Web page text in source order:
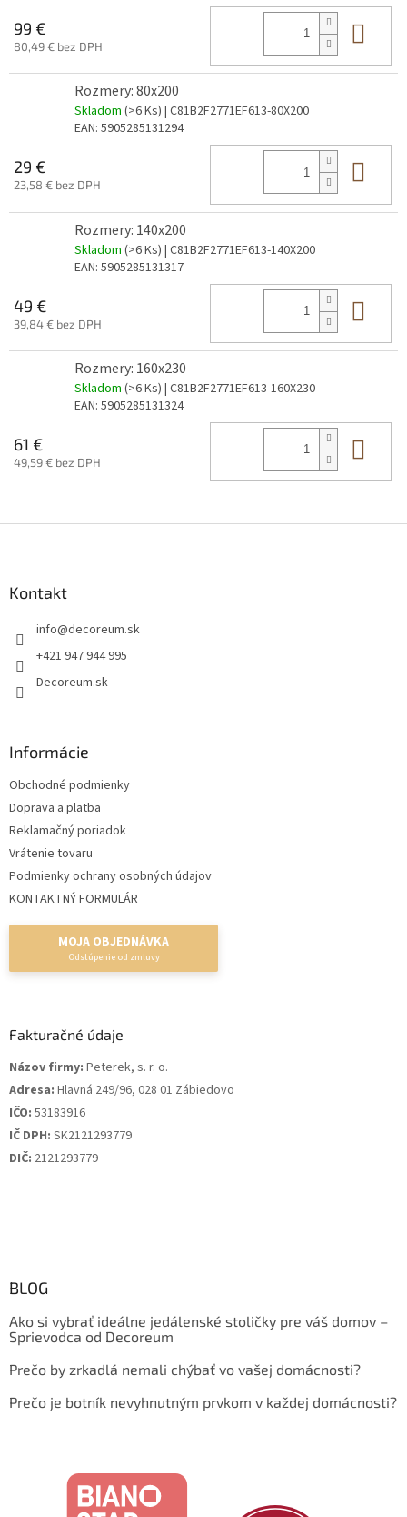
99 €
80,49 € bez DPH
Rozmery: 80x200
Skladom (>6 Ks) | C81B2F2771EF613-80X200
EAN: 5905285131294
29 €
23,58 € bez DPH
Rozmery: 140x200
Skladom (>6 Ks) | C81B2F2771EF613-140X200
EAN: 5905285131317
49 €
39,84 € bez DPH
Rozmery: 160x230
Skladom (>6 Ks) | C81B2F2771EF613-160X230
EAN: 5905285131324
61 €
49,59 € bez DPH
Kontakt
info@decoreum.sk
+421 947 944 995
Decoreum.sk
Informácie
Obchodné podmienky
Doprava a platba
Reklamačný poriadok
Vrátenie tovaru
Podmienky ochrany osobných údajov
KONTAKTNÝ FORMULÁR
MOJA OBJEDNÁVKA
Fakturačné údaje
Názov firmy: Peterek, s. r. o.
Adresa: Hlavná 249/96, 028 01 Zábiedovo
IČO: 53183916
IČ DPH: SK2121293779
DIČ: 2121293779
BLOG
Ako si vybrať ideálne jedálenské stoličky pre váš domov –
Sprievodca od Decoreum
Prečo by zrkadlá nemali chýbať vo vašej domácnosti?
Prečo je botník nevyhnutným prvkom v každej domácnosti?